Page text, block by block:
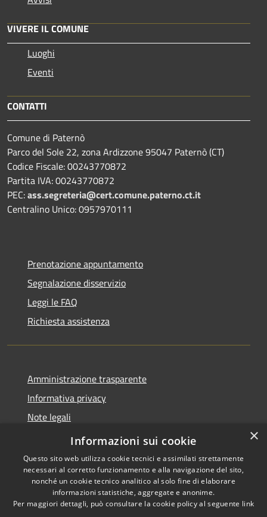
VIVERE IL COMUNE
Luoghi
Eventi
CONTATTI
Comune di Paternò
Parco del Sole 22, zona Ardizzone 95047 Paternò (CT)
Codice Fiscale: 00243770872
Partita IVA: 00243770872
PEC:ass.segreteria@cert.comune.paterno.ct.it
Centralino Unico: 0957970111
Prenotazione appuntamento
Segnalazione disservizio
Leggi le FAQ
Richiesta assistenza
Amministrazione trasparente
Informativa privacy
Note legali
Dichiarazione di accessibilità
Accessibilità
Copyright © 2026 • Comune di
Paternò • Powered by
×
Informazioni sui cookie
Questo sito web utilizza cookie tecnici e assimilati strettamente
necessari al corretto funzionamento e alla navigazione del sito,
nonché un cookie tecnico analitico al solo fine di elaborare
informazioni statistiche, aggregate e anonime.
Per maggiori dettagli, può consultare la cookie policy al seguente link